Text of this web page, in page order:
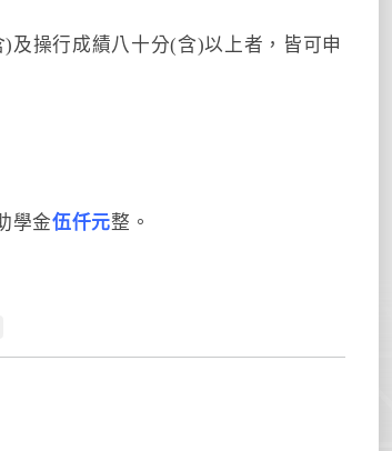
操行成績八十分(含)以上者，皆可申
學金伍仟元整。